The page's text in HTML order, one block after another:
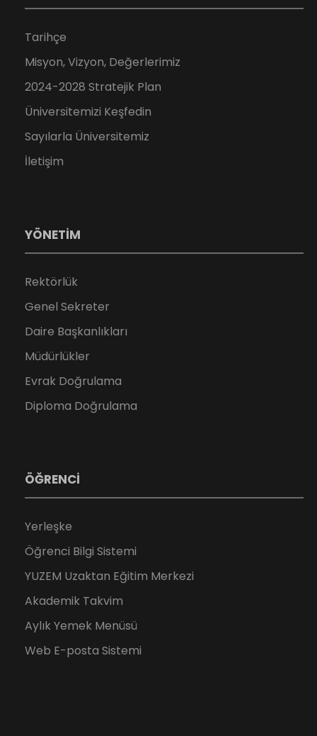
Tarihçe
Misyon, Vizyon, Değerlerimiz
2024-2028 Stratejik Plan
Üniversitemizi Keşfedin
Sayılarla Üniversitemiz
İletişim
YÖNETİM
Rektörlük
Genel Sekreter
Daire Başkanlıkları
Müdürlükler
Evrak Doğrulama
Diploma Doğrulama
ÖĞRENCİ
Yerleşke
Öğrenci Bilgi Sistemi
YUZEM Uzaktan Eğitim Merkezi
Akademik Takvim
Aylık Yemek Menüsü
Web E-posta Sistemi